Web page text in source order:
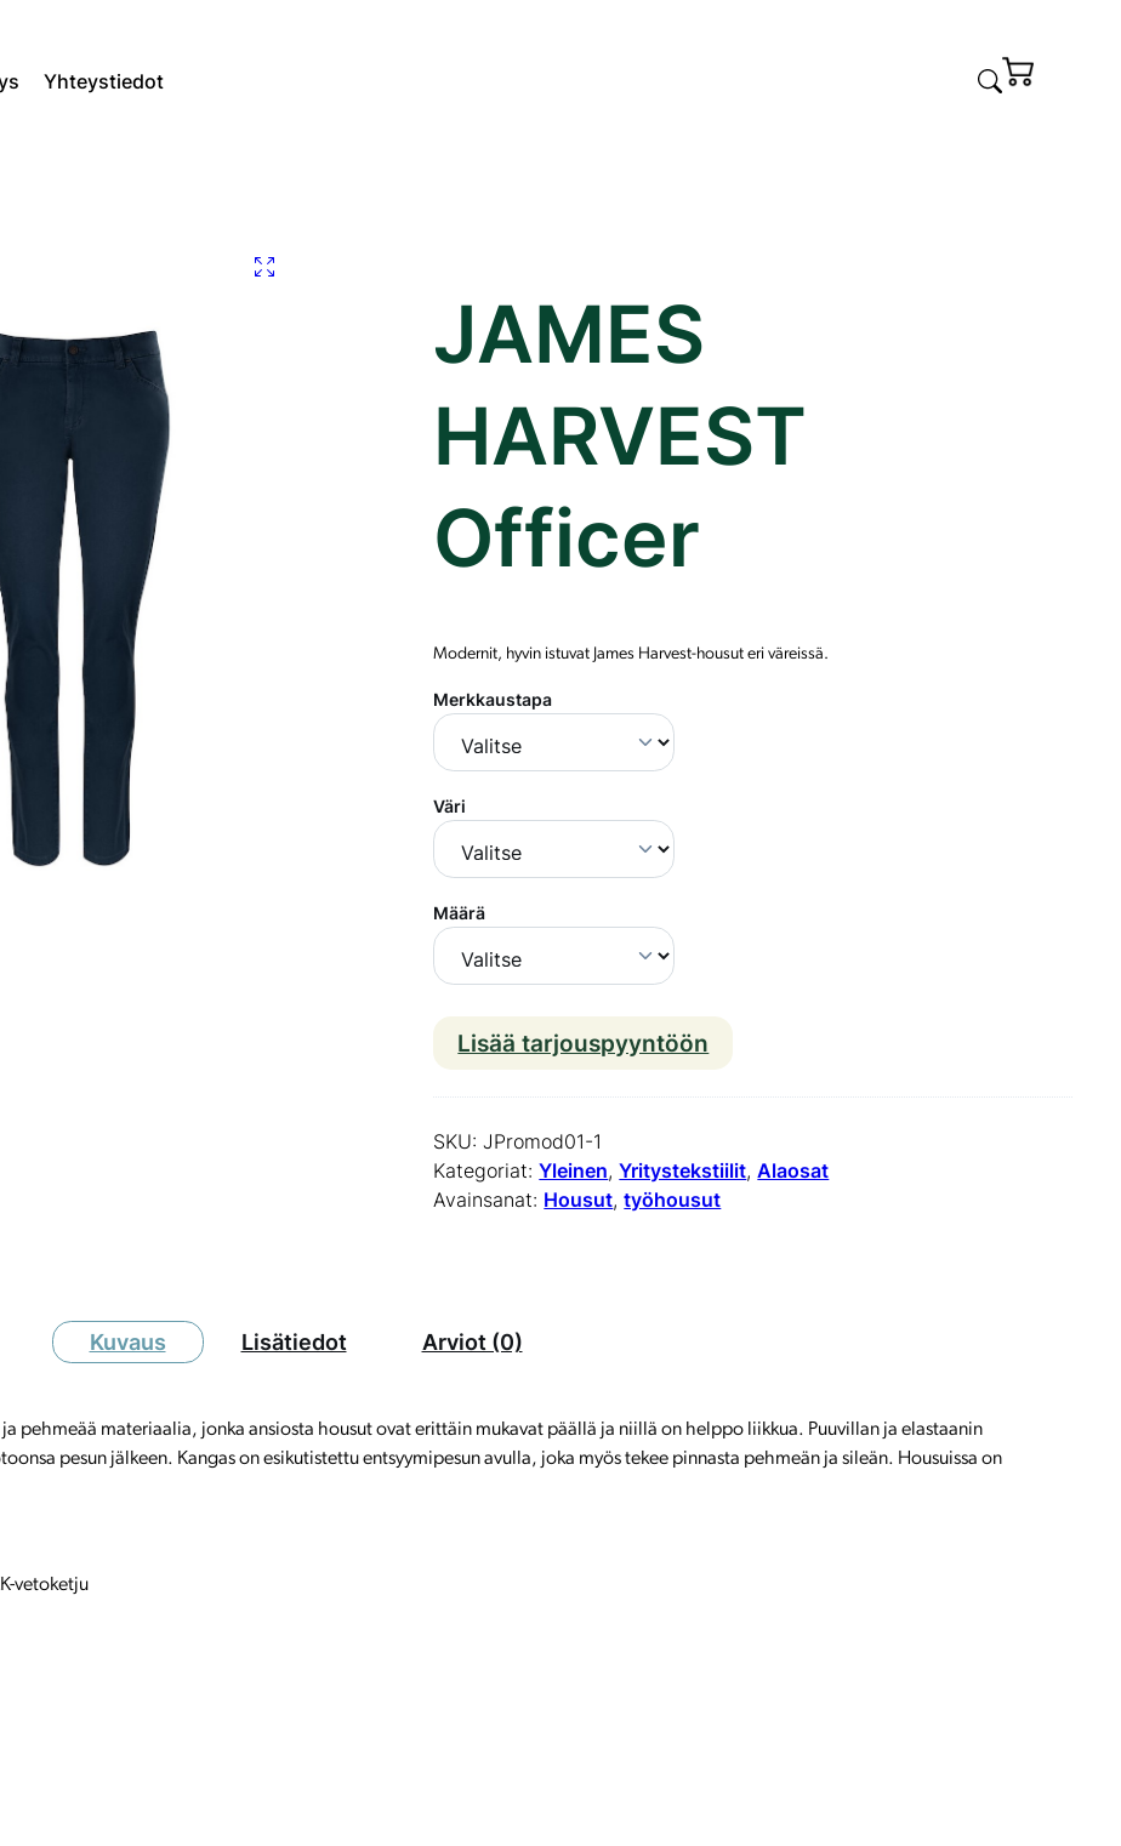
Yhteystiedot
JAMES
HARVEST
Officer
Modernit, hyvin istuvat James Harvest-housut eri väreissä.
Merkkaustapa
Väri
Määrä
Lisää tarjouspyyntöön
SKU: JPromod01-1
Kategoriat:Yleinen, Yritystekstiilit, Alaosat
Avainsanat: Housut, työhousut
Kuvaus Lisätiedot Arviot (0)
pehmeää materiaalia, jonka ansiosta housut ovat erittäin mukavat päällä ja niillä on helppo liikkua. Puuvillan ja elastaanin
pesun jälkeen. Kangas on esikutistettu entsyymipesun avulla, joka myös tekee pinnasta pehmeän ja sileän. Housuissa on
vetoketju